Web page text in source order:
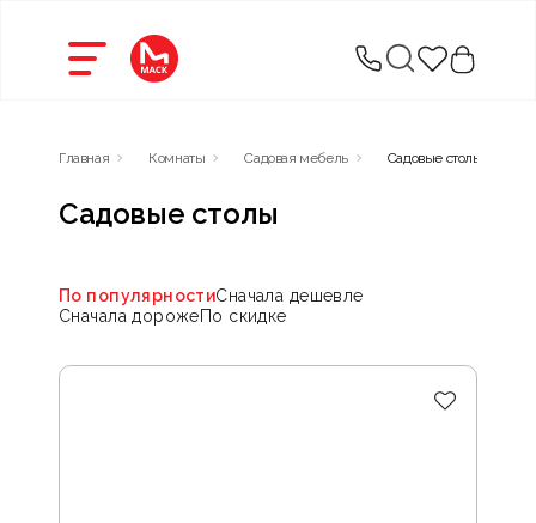
Главная Комнаты Садовая мебель Садовые столы
Садовые столы
По популярностиСначала дешевле
Сначала дорожеПо скидке